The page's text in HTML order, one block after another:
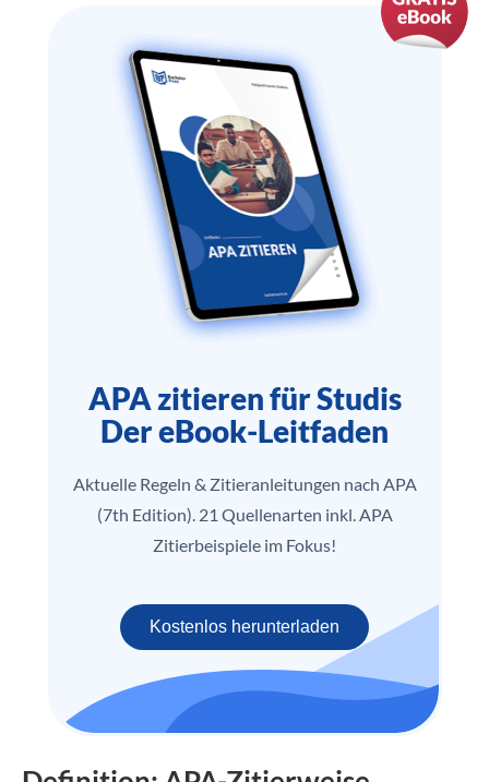
APA zitieren für Studis
Der eBook-Leitfaden
Aktuelle Regeln & Zitieranleitungen nach APA
(7th Edition). 21 Quellenarten inkl. APA
Zitierbeispiele im Fokus!
Kostenlos herunterladen